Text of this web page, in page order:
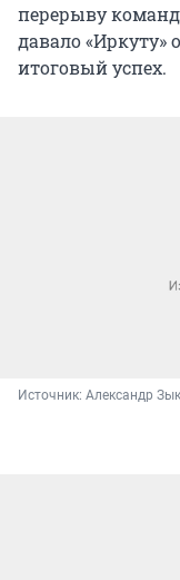
перерыву
давало «Иркуту»
итоговый успех.
Источник: Александр